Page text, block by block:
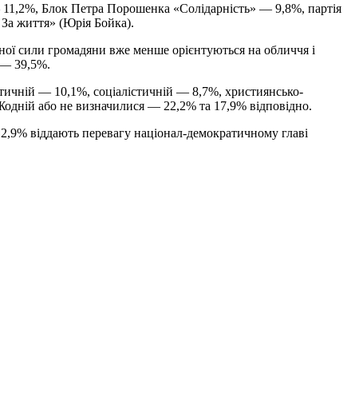
Блок Петра Порошенка «Солідарність» — 9,8%, партія
життя» (Юрія Бойка).
сили громадяни вже менше орієнтуються на обличчя і
— 39,5%.
— 10,1%, соціалістичній — 8,7%, християнсько-
або не визначилися — 22,2% та 17,9% відповідно.
віддають перевагу націонал-демократичному главі